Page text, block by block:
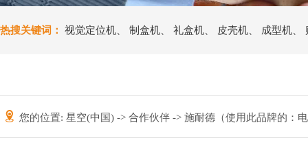
热搜关键词： 视觉定位机 制盒机 礼盒机 皮壳机 成型机
您的位置: 星空(中国) -> 合作伙伴 -> 施耐德（使用此品牌的：